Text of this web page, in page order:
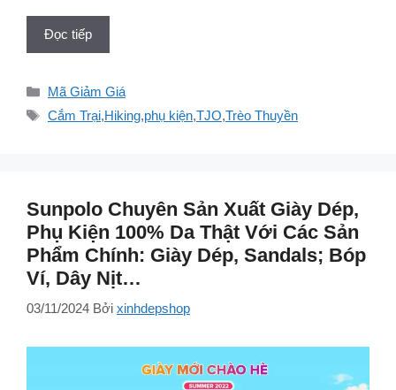
Đọc tiếp
Danh
mục
Mã Giảm Giá
Thẻ
Cắm Trại,Hiking,phụ kiện,TJO,Trèo Thuyền
Sunpolo Chuyên Sản Xuất Giày Dép,
Phụ Kiện 100% Da Thật Với Các Sản
Phẩm Chính: Giày Dép, Sandals; Bóp
Ví, Dây Nịt…
03/11/2024 Bởi xinhdepshop